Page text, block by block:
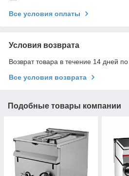
Все условия оплаты
Условия возврата
Возврат товара в течение 14 дней
Все условия возврата
Подобные товары компании